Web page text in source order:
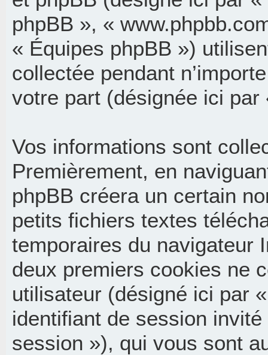
phpBB », «
« Équipes phpBB »)
collectée pendant
votre part (désignée ici
Vos informations sont
Premièrement, en
phpBB créera un certain
petits fichiers textes
temporaires du navigateur
deux premiers cookies ne
utilisateur (désigné ici par
identifiant de session
session »), qui vous sont